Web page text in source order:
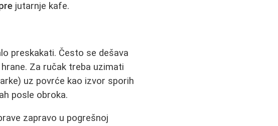
jutarnje kafe.
preskakati. Često se dešava
Za ručak treba uzimati
uz povrće kao izvor sporih
posle obroka.
zapravo u pogrešnoj